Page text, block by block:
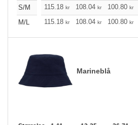
S/M 115.18 kr 108.04 kr 100.80 kr
M/L
115.18 kr 108.04 kr 100.80 kr
Marineblå